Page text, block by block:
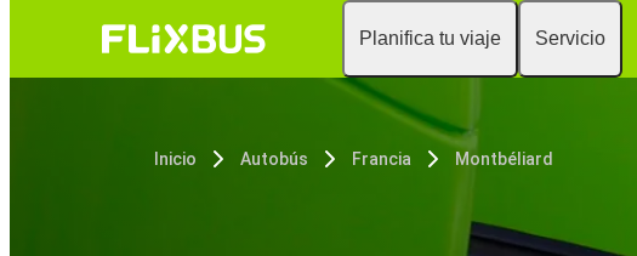
Planifica tu viaje Servicio
Inicio Autobús Francia Montbéliard